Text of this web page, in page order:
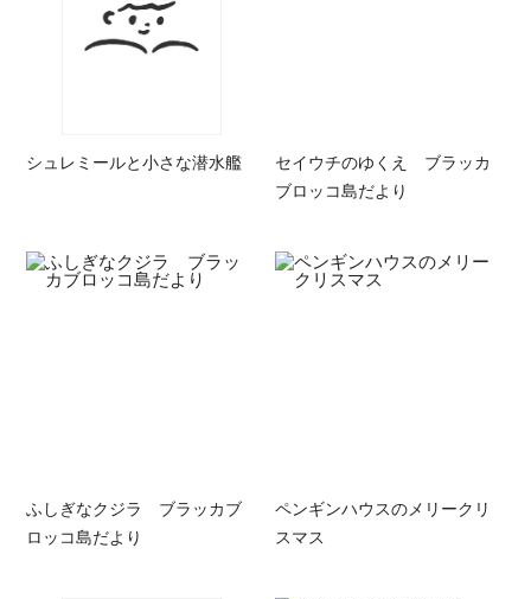
シュレミールと小さな潜水艦
セイウチのゆくえ ブラッカ
ブロッコ島だより
ふしぎなクジラ ブラッカブ
ロッコ島だより
ペンギンハウスのメリークリ
スマス